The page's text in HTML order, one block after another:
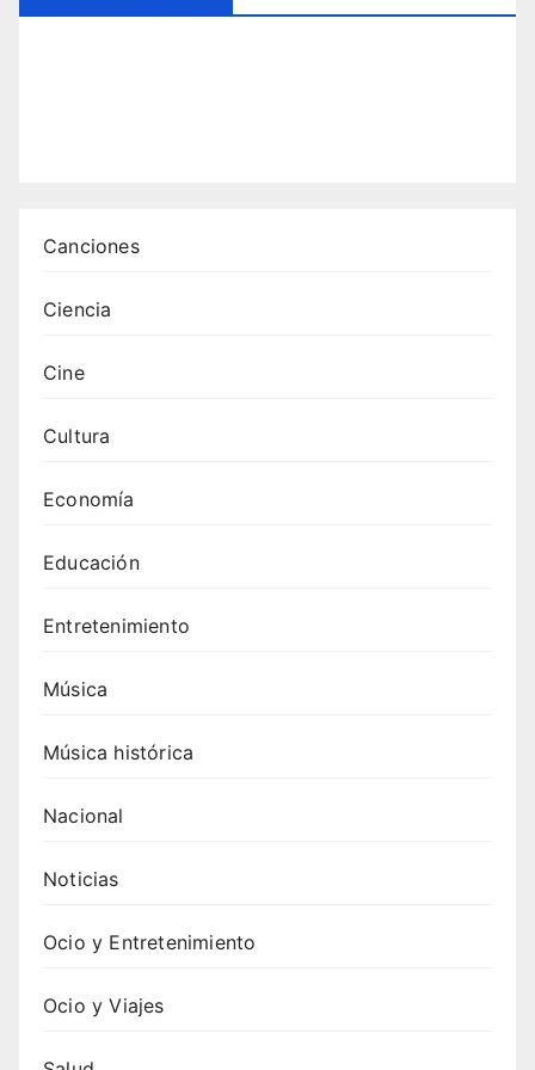
iones
Canciones
Ciencia
Cine
Cultura
Economía
Educación
Entretenimiento
Música
Música histórica
Nacional
Noticias
Ocio y Entretenimiento
Ocio y Viajes